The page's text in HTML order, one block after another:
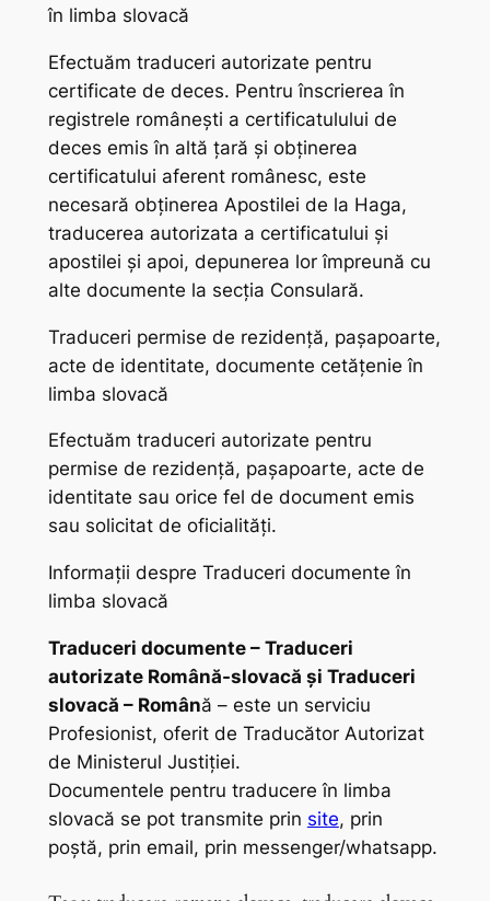
în limba slovacă
Efectuăm traduceri autorizate pentru
certificate de deces. Pentru înscrierea în
registrele românești a certificatulului de
deces emis în altă țară și obținerea
certificatului aferent românesc, este
necesară obținerea Apostilei de la Haga,
traducerea autorizata a certificatului și
apostilei și apoi, depunerea lor împreună cu
alte documente la secția Consulară.
Traduceri permise de rezidență, pașapoarte,
acte de identitate, documente cetățenie în
limba slovacă
Efectuăm traduceri autorizate pentru
permise de rezidență, pașapoarte, acte de
identitate sau orice fel de document emis
sau solicitat de oficialități.
Informații despre Traduceri documente în
limba slovacă
Traduceri documente – Traduceri
autorizate Română-slovacă și Traduceri
slovacă – Română – este un serviciu
Profesionist, oferit de Traducător Autorizat
de Ministerul Justiției.
Documentele pentru traducere în limba
slovacă se pot transmite prin site, prin
poștă, prin email, prin messenger/whatsapp.